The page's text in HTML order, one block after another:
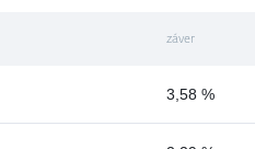
záver
3,58 %